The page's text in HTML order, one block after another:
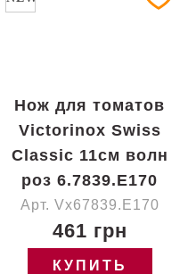
Нож для томатов
Victorinox Swiss
Classic 11см волн
роз 6.7839.E170
Арт. Vx67839.E170
461 грн
КУПИТЬ